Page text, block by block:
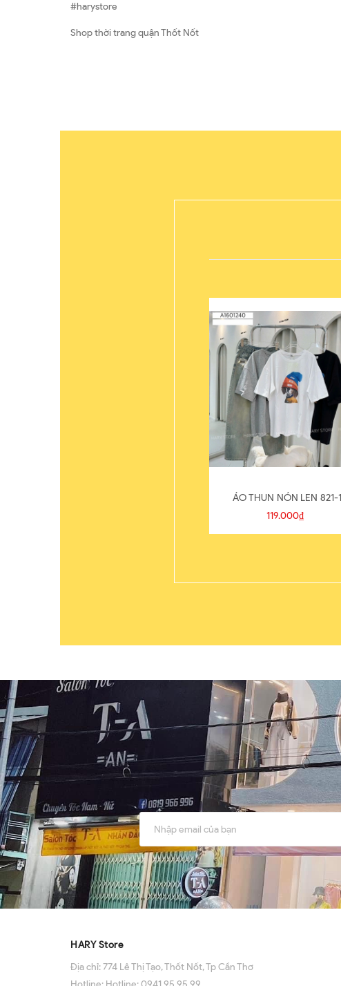
#harystore
Shop thời trang quận Thốt Nốt
ÁO THUN NÓN LEN 821-1
119.000₫
HARY Store
Địa chỉ:774 Lê Thị Tạo, Thốt Nốt, Tp Cần Thơ